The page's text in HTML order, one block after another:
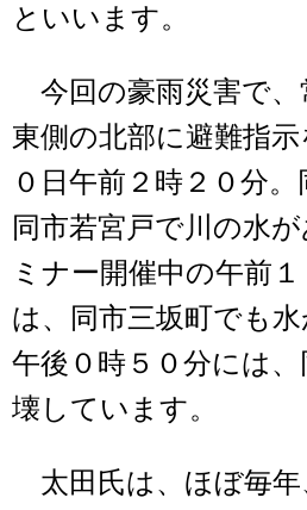
といいます。
今回の豪雨災害で、
東側の北部に避難指
０日午前２時２０分。
同市若宮戸で川の水
ミナー開催中の午前
は、同市三坂町でも水
午後０時５０分には
壊しています。
太田氏は、ほぼ毎年